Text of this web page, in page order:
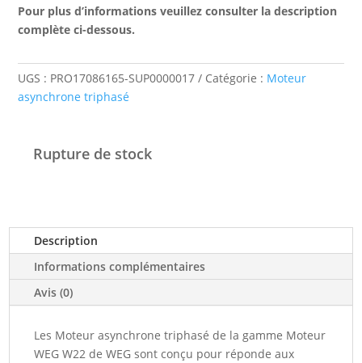
Pour plus d’informations veuillez consulter la description
complète ci-dessous.
UGS : PRO17086165-SUP0000017 Catégorie : Moteur
asynchrone triphasé
Rupture de stock
Description
Informations complémentaires
Avis (0)
Les Moteur asynchrone triphasé de la gamme Moteur
WEG W22 de WEG sont conçu pour réponde aux